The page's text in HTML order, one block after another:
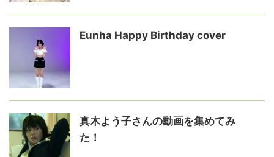
Eunha Happy Birthday cover
真木よう子さんの動画を集めてみ
た！